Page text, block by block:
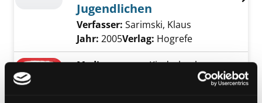
Jugendlichen
Verfasser: Sarimski, Klaus
Jahr: 2005Verlag: Hogrefe
Mediengruppe:Kinderbuch